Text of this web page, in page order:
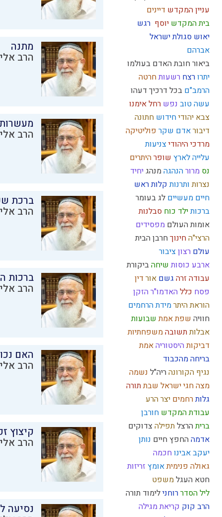
עניין המקדש דיינים
בית המקדש יוסף רגש
יאוש סגולת ישראל
אברהם
ביאור חובת האדם בעולמו
יתרורצח רשעותחרטה
הרמב"ם בכל דרכיך דעהו
עשה טוב נפש רחל אימנו
צבא יהודיחידוש חתונה
דיבוראדם שקר פוליטיקה
מרדכי היהודיצניעות
עלייה לארץ שופרהיתרים
נס מרורהנהגהמנהגיחיד
נצרותותרנותקלות ראש
חיים מעשיים לג בעומר
ברכותילד כוח סבלנות
אומות העולם מפסידים
הרצי"החינוךחרבן הבית
עולם רצוןציבור
ארבע כוסות שיחהביקורת
עבודה זרה גשם אור דין
פסח כלל האדמו"ר הזקן
הוראת היתרמידת הרחמים
חוויה שפת אמתשבועות
אבלותתשובהמשפחתיות
דביקותהיסטוריהאמת
בריחה מהכבוד
נגיף הקורונהריה"ל נשמה
מצהחגי ישראל שבתתורה
גלותרחמים יצר הרע
עבודת המקדש חורבן
בריתהרצלתפילהצדוקים
אדמההחפץ חיים נותן
יעקב אבינו חכמה
גאולה פנימיתאומץ זריזות
חטא העגלמשפט
ליל הסדררוחנילימוד תורה
הרב קוק קריאת מגילה
מתנה
הרב
מעשרות
הרב
ברכת
הרב
ברכות
הרב
האם
הרב
קיצוץ
הרב
נסיעה